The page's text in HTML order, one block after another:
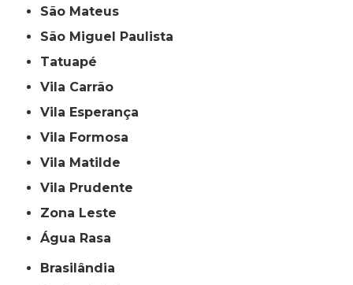
São Mateus
São Miguel Paulista
Tatuapé
Vila Carrão
Vila Esperança
Vila Formosa
Vila Matilde
Vila Prudente
Zona Leste
Água Rasa
Brasilândia